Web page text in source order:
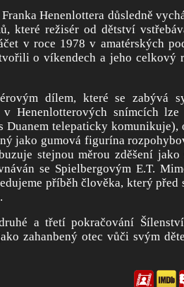
Henenlottera důsledně
které režisér od dětství
v roce 1978 v amatérských
o víkendech a jeho celkový
dílem, které se zabývá
Henenlotterových snímcích lze
telepaticky komunikuje),
jako gumová figurína
stejnou měrou zděšení jako
se Spielbergovým E.T.
příběh člověka, který před
a třetí pokračování Šílenství
zahanbený otec vůči svým